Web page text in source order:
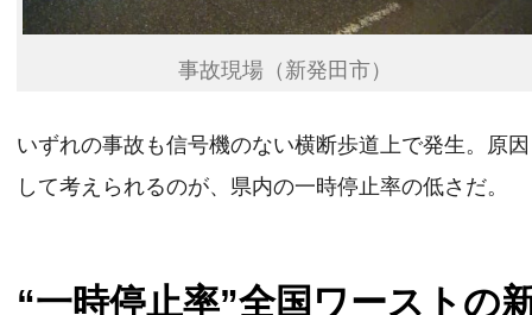
事故現場（新発田市）
いずれの事故も信号機のない横断歩道上で発生。原
して考えられるのが、県内の一時停止率の低さだ。
“一時停止率”全国ワーストの